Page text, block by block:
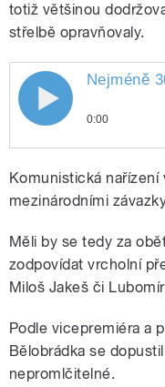
totiž většinou
střelbě opravňovaly.
pause
Nejméně
0:00
život při
hranice
stráž. Měli
zodpovídat
bývalého
Lucie
evropské
Komunistická nařízení
mezinárodními
Měli by se tedy za
zodpovídat vrcholní
Miloš Jakeš či
Podle vicepremiéra a
Bělobrádka se
nepromlčitelné.